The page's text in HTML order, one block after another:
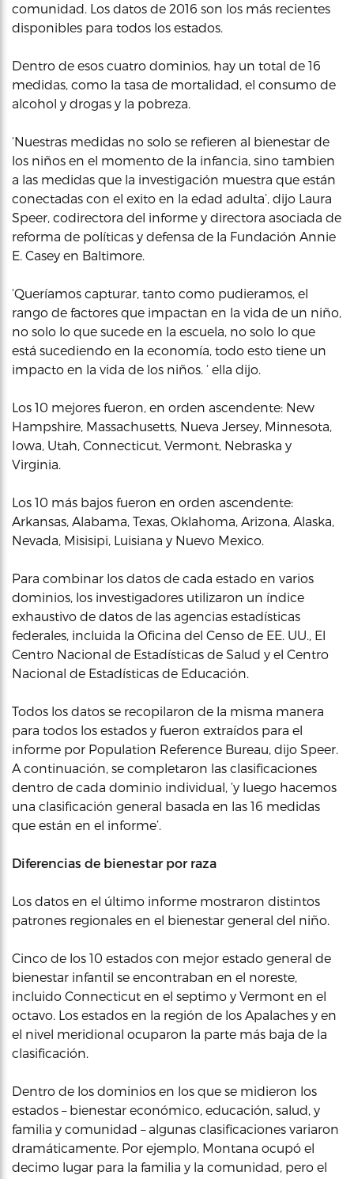
comunidad. Los datos de 2016 son los más recientes
disponibles para todos los estados.
Dentro de esos cuatro dominios, hay un total de 16
medidas, como la tasa de mortalidad, el consumo de
alcohol y drogas y la pobreza.
‘Nuestras medidas no solo se refieren al bienestar de
los niños en el momento de la infancia, sino tambien
a las medidas que la investigación muestra que están
conectadas con el exito en la edad adulta’, dijo Laura
Speer, codirectora del informe y directora asociada de
reforma de políticas y defensa de la Fundación Annie
E. Casey en Baltimore.
‘Queríamos capturar, tanto como pudieramos, el
rango de factores que impactan en la vida de un niño,
no solo lo que sucede en la escuela, no solo lo que
está sucediendo en la economía, todo esto tiene un
impacto en la vida de los niños. ‘ ella dijo.
Los 10 mejores fueron, en orden ascendente: New
Hampshire, Massachusetts, Nueva Jersey, Minnesota,
Iowa, Utah, Connecticut, Vermont, Nebraska y
Virginia.
Los 10 más bajos fueron en orden ascendente:
Arkansas, Alabama, Texas, Oklahoma, Arizona, Alaska,
Nevada, Misisipi, Luisiana y Nuevo Mexico.
Para combinar los datos de cada estado en varios
dominios, los investigadores utilizaron un índice
exhaustivo de datos de las agencias estadísticas
federales, incluida la Oficina del Censo de EE. UU., El
Centro Nacional de Estadísticas de Salud y el Centro
Nacional de Estadísticas de Educación.
Todos los datos se recopilaron de la misma manera
para todos los estados y fueron extraídos para el
informe por Population Reference Bureau, dijo Speer.
A continuación, se completaron las clasificaciones
dentro de cada dominio individual, ‘y luego hacemos
una clasificación general basada en las 16 medidas
que están en el informe’.
Diferencias de bienestar por raza
Los datos en el último informe mostraron distintos
patrones regionales en el bienestar general del niño.
Cinco de los 10 estados con mejor estado general de
bienestar infantil se encontraban en el noreste,
incluido Connecticut en el septimo y Vermont en el
octavo. Los estados en la región de los Apalaches y en
el nivel meridional ocuparon la parte más baja de la
clasificación.
Dentro de los dominios en los que se midieron los
estados – bienestar económico, educación, salud, y
familia y comunidad – algunas clasificaciones variaron
dramáticamente. Por ejemplo, Montana ocupó el
decimo lugar para la familia y la comunidad, pero el